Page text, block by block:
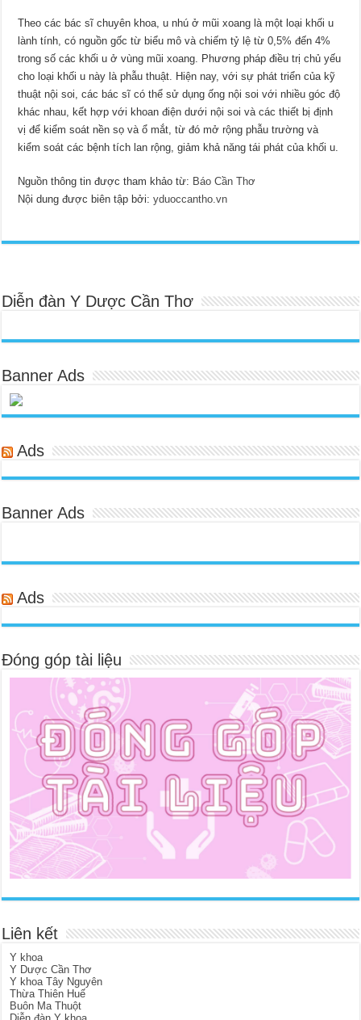
Theo các bác sĩ chuyên khoa, u nhú ở mũi xoang là một loại khối u
lành tính, có nguồn gốc từ biểu mô và chiếm tỷ lệ từ 0,5% đến 4%
trong số các khối u ở vùng mũi xoang. Phương pháp điều trị chủ yếu
cho loại khối u này là phẫu thuật. Hiện nay, với sự phát triển của kỹ
thuật nội soi, các bác sĩ có thể sử dụng ống nội soi với nhiều góc độ
khác nhau, kết hợp với khoan điện dưới nội soi và các thiết bị định
vị để kiểm soát nền sọ và ổ mắt, từ đó mở rộng phẫu trường và
kiểm soát các bệnh tích lan rộng, giảm khả năng tái phát của khối u.
Nguồn thông tin được tham khảo từ: Báo Cần Thơ
Nội dung được biên tập bởi:yduoccantho.vn
Diễn đàn Y Dược Cần Thơ
Banner Ads
Ads
Banner Ads
Ads
Đóng góp tài liệu
Liên kết
Y khoa
Y Dược Cần Thơ
Y khoa Tây Nguyên
Thừa Thiên Huế
Buôn Ma Thuột